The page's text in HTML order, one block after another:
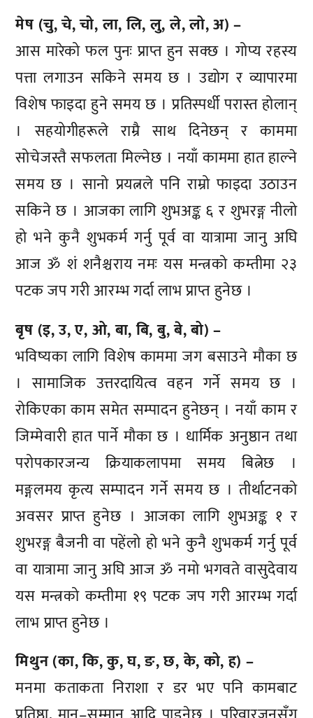
मेष (चु, चे, चो, ला, लि, लु, ले, लो, अ) –
आस मारेको फल पुनः प्राप्त हुन सक्छ । गोप्य रहस्य
पत्ता लगाउन सकिने समय छ । उद्योग र व्यापारमा
विशेष फाइदा हुने समय छ । प्रतिस्पर्धी परास्त होलान्
। सहयोगीहरूले राम्रै साथ दिनेछन् र काममा
सोचेजस्तै सफलता मिल्नेछ । नयाँ काममा हात हाल्ने
समय छ । सानो प्रयत्नले पनि राम्रो फाइदा उठाउन
सकिने छ । आजका लागि शुभअङ्क ६ र शुभरङ्ग नीलो
हो भने कुनै शुभकर्म गर्नु पूर्व वा यात्रामा जानु अघि
आज ॐ शं शनैश्चराय नमः यस मन्त्रको कम्तीमा २३
पटक जप गरी आरम्भ गर्दा लाभ प्राप्त हुनेछ ।
बृष (इ, उ, ए, ओ, बा, बि, बु, बे, बो) –
भविष्यका लागि विशेष काममा जग बसाउने मौका छ
। सामाजिक उत्तरदायित्व वहन गर्ने समय छ ।
रोकिएका काम समेत सम्पादन हुनेछन् । नयाँ काम र
जिम्मेवारी हात पार्ने मौका छ । धार्मिक अनुष्ठान तथा
परोपकारजन्य क्रियाकलापमा समय बित्नेछ ।
मङ्गलमय कृत्य सम्पादन गर्ने समय छ । तीर्थाटनको
अवसर प्राप्त हुनेछ । आजका लागि शुभअङ्क १ र
शुभरङ्ग बैजनी वा पहेंलो हो भने कुनै शुभकर्म गर्नु पूर्व
वा यात्रामा जानु अघि आज ॐ नमो भगवते वासुदेवाय
यस मन्त्रको कम्तीमा १९ पटक जप गरी आरम्भ गर्दा
लाभ प्राप्त हुनेछ ।
मिथुन (का, कि, कु, घ, ङ, छ, के, को, ह) –
मनमा कताकता निराशा र डर भए पनि कामबाट